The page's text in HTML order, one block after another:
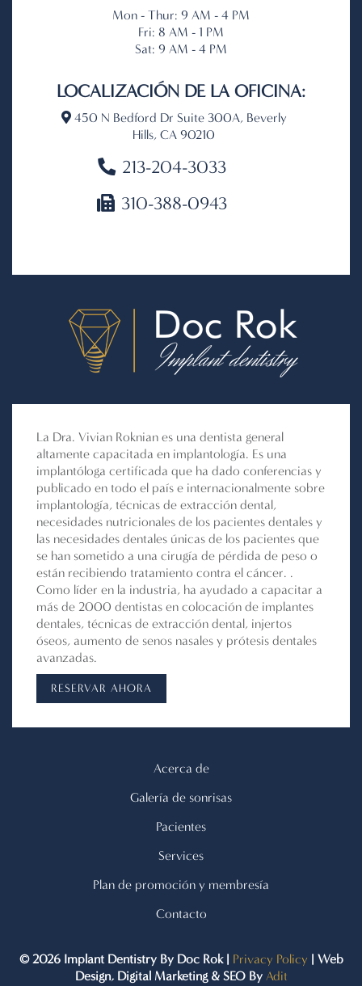
Mon - Thur: 9 AM - 4 PM
Fri: 8 AM - 1 PM
Sat: 9 AM - 4 PM
LOCALIZACIÓN DE LA OFICINA:
450 N Bedford Dr Suite 300A, Beverly
Hills, CA 90210
213-204-3033
310-388-0943
La Dra. Vivian Roknian es una dentista general
altamente capacitada en implantología. Es una
implantóloga certificada que ha dado conferencias y
publicado en todo el país e internacionalmente sobre
implantología, técnicas de extracción dental,
necesidades nutricionales de los pacientes dentales y
las necesidades dentales únicas de los pacientes que
se han sometido a una cirugía de pérdida de peso o
están recibiendo tratamiento contra el cáncer. .
Como líder en la industria, ha ayudado a capacitar a
más de 2000 dentistas en colocación de implantes
dentales, técnicas de extracción dental, injertos
óseos, aumento de senos nasales y prótesis dentales
avanzadas.
RESERVAR AHORA
Acerca de
Galería de sonrisas
Pacientes
Services
Plan de promoción y membresía
Contacto
© 2026 Implant Dentistry By Doc Rok | Privacy Policy | Web
Design, Digital Marketing & SEO By Adit